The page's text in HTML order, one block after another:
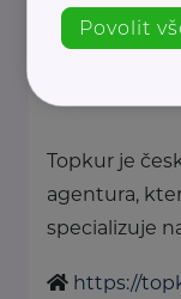
Topkur
Trojská 79/14
Topkur je
agentura,
specializuje
https://
Povolit